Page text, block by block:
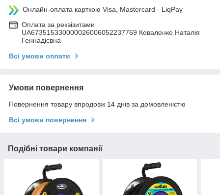
Онлайн-оплата карткою Visa, Mastercard - LiqPay
Оплата за реквізитами
UA673515330000026006052237769 Коваленко Наталія
Геннадієвна
Всі умови оплати
Умови повернення
Повернення товару впродовж 14 днів за домовленістю
Всі умови повернення
Подібні товари компанії